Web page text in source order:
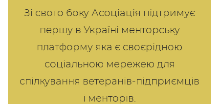
Зі свого боку Асоціація підтримує
першу в Україні менторську
платформу яка є своєрідною
соціальною мережею для
спілкування ветеранів-підприємців
і менторів.